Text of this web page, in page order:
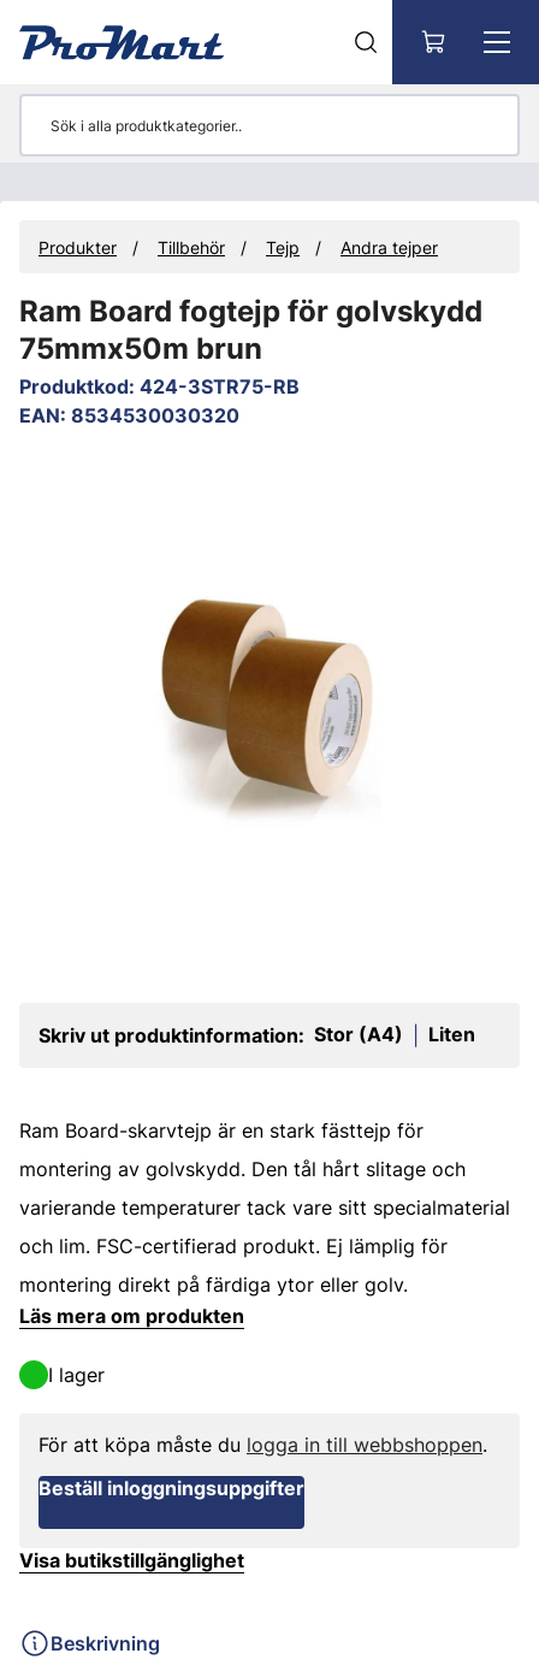
Produkter Tillbehör Tejp Andra tejper
Ram Board fogtejp för golvskydd
75mmx50m brun
Produktkod: 424-3STR75-RB
EAN: 8534530030320
Skriv ut produktinformation: Stor (A4) Liten
Ram Board-skarvtejp är en stark fästtejp för
montering av golvskydd. Den tål hårt slitage och
varierande temperaturer tack vare sitt specialmaterial
och lim. FSC-certifierad produkt. Ej lämplig för
montering direkt på färdiga ytor eller golv.
Läs mera om produkten
I lager
För att köpa måste du logga in till webbshoppen.
Beställ inloggningsuppgifter
Visa butikstillgänglighet
Beskrivning